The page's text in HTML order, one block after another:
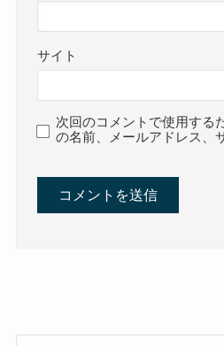
サイト
次回のコメントで使用する
の名前、メールアドレス、